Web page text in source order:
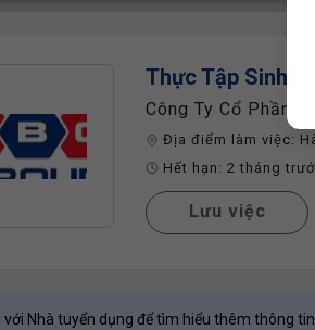
Thực Tập Sinh
Công Ty Cổ Phần
Địa điểm làm việc:
Hết hạn: 2 tháng
Lưu việc
với Nhà tuyển dụng để tìm hiểu thêm thông